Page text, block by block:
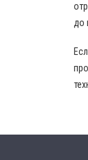
до